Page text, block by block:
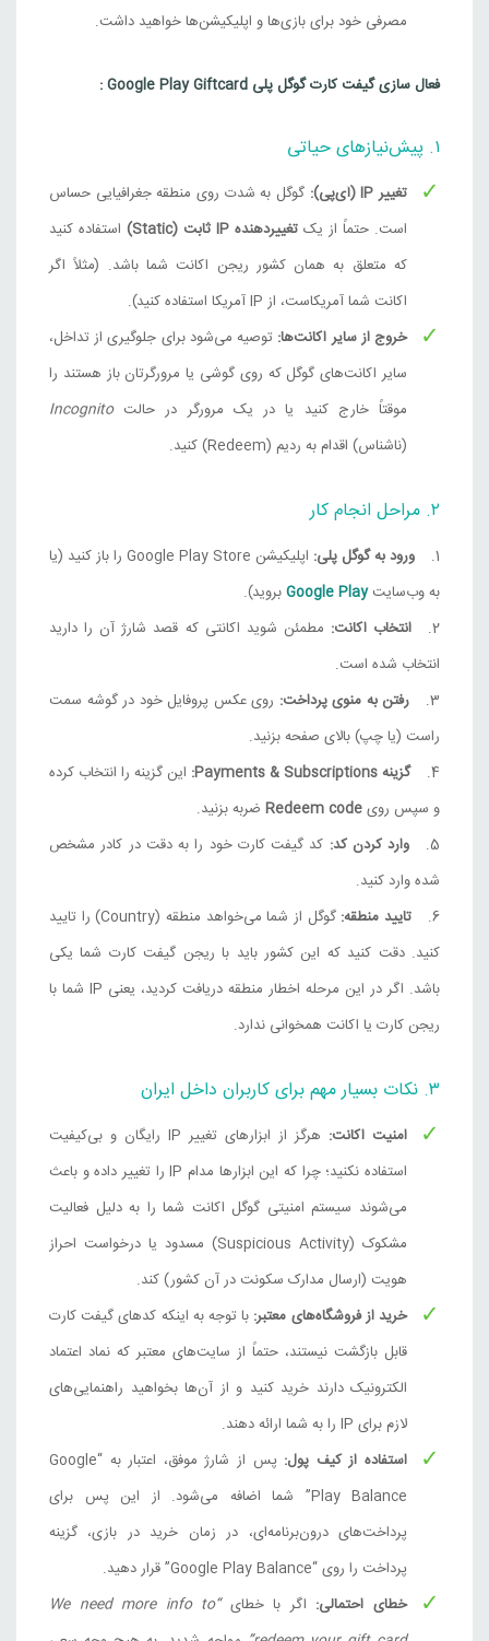
مصرفی خود برای بازی‌ها و اپلیکیشن‌ها خواهید داشت.
فعال سازی گیفت کارت گوگل پلی Google Play Giftcard :
۱. پیش‌نیازهای حیاتی
تغییر IP (آی‌پی):
گوگل به شدت روی منطقه جغرافیایی حساس
است. حتماً از یک تغییردهنده IP ثابت (Static)
استفاده کنید
که متعلق به همان کشور ریجن اکانت شما باشد. (مثلاً اگر
اکانت شما آمریکاست، از IP آمریکا استفاده کنید).
خروج از سایر اکانت‌ها: توصیه می‌شود برای جلوگیری از تداخل،
سایر اکانت‌های گوگل که روی گوشی یا مرورگرتان باز هستند را
موقتاً خارج کنید یا در یک مرورگر در حالتIncognito
(ناشناس) اقدام به ردیم (Redeem) کنید.
۲. مراحل انجام کار
ورود به گوگل پلی:
اپلیکیشن Google Play Store را باز کنید (یا
به وب‌سایتGoogle Playبروید).
انتخاب اکانت: مطمئن شوید اکانتی که قصد شارژ آن را دارید
انتخاب شده است.
رفتن به منوی پرداخت: روی عکس پروفایل خود در گوشه سمت
راست (یا چپ) بالای صفحه بزنید.
گزینه Payments & Subscriptions:
این گزینه را انتخاب کرده
و سپس رویRedeem code ضربه بزنید.
وارد کردن کد: کد گیفت کارت خود را به دقت در کادر مشخص
شده وارد کنید.
تایید منطقه:
گوگل از شما می‌خواهد منطقه (Country) را تایید
کنید. دقت کنید که این کشور باید با ریجن گیفت کارت شما یکی
باشد. اگر در این مرحله اخطار منطقه دریافت کردید، یعنی IP شما با
ریجن کارت یا اکانت همخوانی ندارد.
۳. نکات بسیار مهم برای کاربران داخل ایران
امنیت اکانت:
هرگز از ابزارهای تغییر IP رایگان و بی‌کیفیت
استفاده نکنید؛ چرا که این ابزارها مدام IP را تغییر داده و باعث
می‌شوند سیستم امنیتی گوگل اکانت شما را به دلیل فعالیت
مشکوک (Suspicious Activity) مسدود یا درخواست احراز
هویت (ارسال مدارک سکونت در آن کشور) کند.
خرید از فروشگاه‌های معتبر: با توجه به اینکه کدهای گیفت کارت
قابل بازگشت نیستند، حتماً از سایت‌های معتبر که نماد اعتماد
الکترونیک دارند خرید کنید و از آن‌ها بخواهید راهنمایی‌های
لازم برای IP را به شما ارائه دهند.
استفاده از کیف پول:
پس از شارژ موفق، اعتبار به “Google
Play Balance” شما اضافه می‌شود. از این پس برای
پرداخت‌های درون‌برنامه‌ای، در زمان خرید در بازی، گزینه
پرداخت را روی “Google Play Balance” قرار دهید.
خطای احتمالی: اگر با خطای “We need more info to